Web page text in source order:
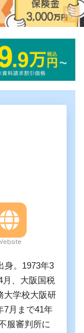
身。1973年3
月、大阪国税
大学校大阪研
7月まで41年
服審判所に